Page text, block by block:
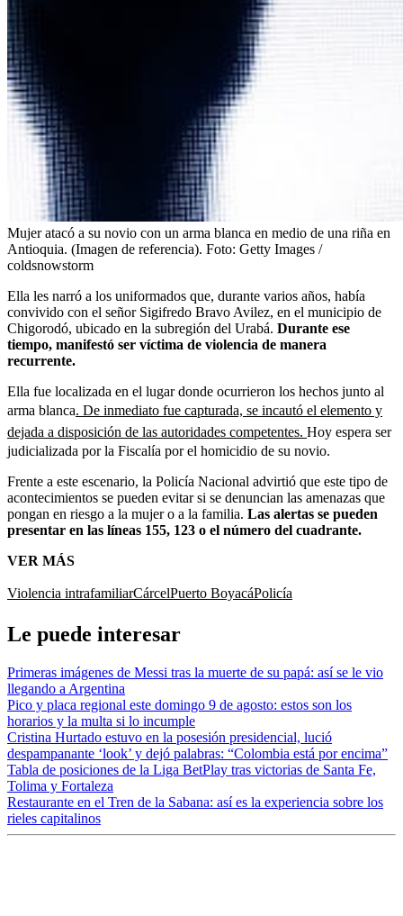
Mujer atacó a su novio con un arma blanca en medio de una riña en
Antioquia. (Imagen de referencia). Foto: Getty Images /
coldsnowstorm
Ella les narró a los uniformados que, durante varios años, había
convivido con el señor Sigifredo Bravo Avilez, en el municipio de
Chigorodó, ubicado en la subregión del Urabá. Durante ese
tiempo, manifestó ser víctima de violencia de manera
recurrente.
Ella fue localizada en el lugar donde ocurrieron los hechos junto al
arma blanca. De inmediato fue capturada, se incautó el elemento y
dejada a disposición de las autoridades competentes. Hoy espera ser
judicializada por la Fiscalía por el homicidio de su novio.
Frente a este escenario, la Policía Nacional advirtió que este tipo de
acontecimientos se pueden evitar si se denuncian las amenazas que
pongan en riesgo a la mujer o a la familia. Las alertas se pueden
presentar en las líneas 155, 123 o el número del cuadrante.
VER MÁS
Violencia intrafamiliarCárcelPuerto BoyacáPolicía
Le puede interesar
Primeras imágenes de Messi tras la muerte de su papá: así se le vio
llegando a Argentina
Pico y placa regional este domingo 9 de agosto: estos son los
horarios y la multa si lo incumple
Cristina Hurtado estuvo en la posesión presidencial, lució
despampanante ‘look’ y dejó palabras: “Colombia está por encima”
Tabla de posiciones de la Liga BetPlay tras victorias de Santa Fe,
Tolima y Fortaleza
Restaurante en el Tren de la Sabana: así es la experiencia sobre los
rieles capitalinos